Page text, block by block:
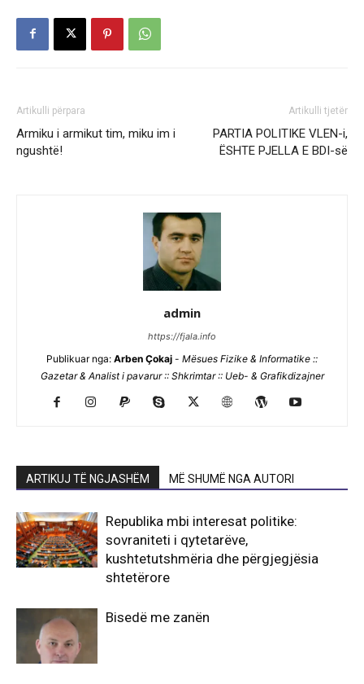
Artikulli përpara
Armiku i armikut tim, miku im i
ngushtë!
Artikulli tjetër
PARTIA POLITIKE VLEN-i,
ËSHTE PJELLA E BDI-së
admin
https://fjala.info
Publikuar nga: Arben Çokaj - Mësues Fizike & Informatike ::
Gazetar & Analist i pavarur :: Shkrimtar :: Ueb- & Grafikdizajner
ARTIKUJ TË NGJASHËM MË SHUMË NGA AUTORI
Republika mbi interesat politike:
sovraniteti i qytetarëve,
kushtetutshmëria dhe përgjegjësia
shtetërore
Bisedë me zanën